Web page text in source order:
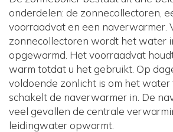
onderdelen: de zonnecollectoren,
voorraadvat en een naverwarmer.
zonnecollectoren wordt het water
opgewarmd. Het voorraadvat
warm totdat u het gebruikt. Op
voldoende zonlicht is om het water
schakelt de naverwarmer in. De
veel gevallen de centrale
leidingwater opwarmt.